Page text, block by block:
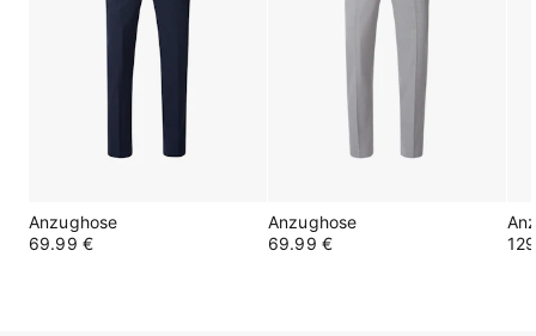
Anzughose
69.99 €
Anzughose
69.99 €